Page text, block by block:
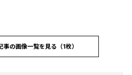
事の画像一覧を見る（1枚）